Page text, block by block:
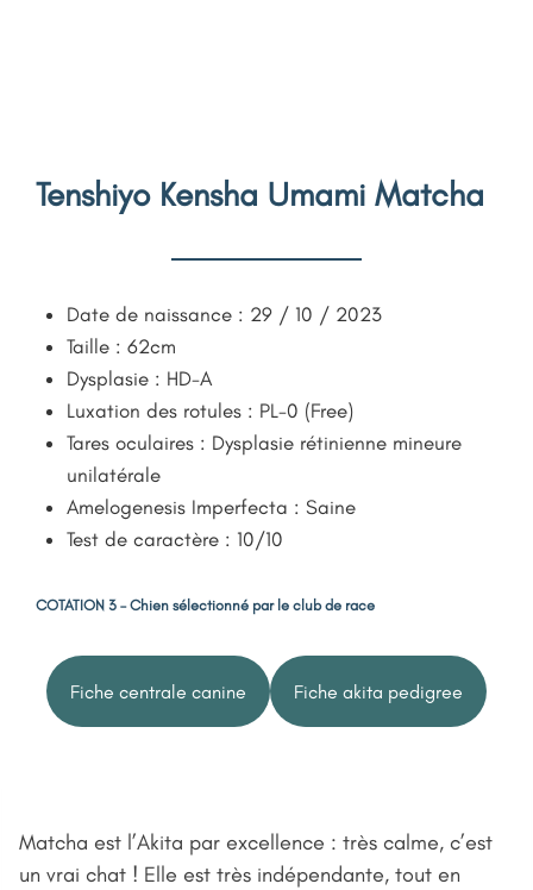
Tenshiyo Kensha Umami Matcha
Date de naissance : 29 / 10 / 2023
Taille : 62cm
Dysplasie : HD-A
Luxation des rotules : PL-0 (Free)
Tares oculaires : Dysplasie rétinienne mineure
unilatérale
Amelogenesis Imperfecta : Saine
Test de caractère : 10/10
COTATION 3 – Chien sélectionné par le club de race
Fiche centrale canine Fiche akita pedigree
Matcha est l’Akita par excellence : très calme, c’est
un vrai chat ! Elle est très indépendante, tout en